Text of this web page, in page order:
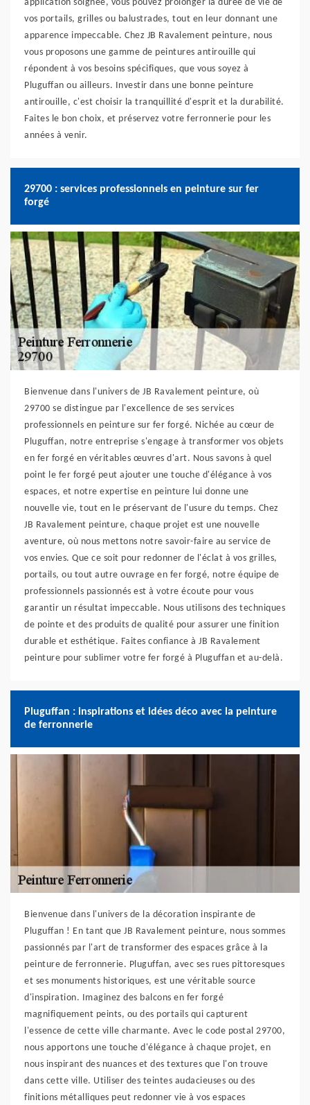
application soignée, vous pouvez prolonger la durée de vie de
vos portails, grilles ou balustrades, tout en leur donnant une
apparence impeccable. Chez JB Ravalement peinture, nous
vous proposons une gamme de peintures antirouille qui
répondent à vos besoins spécifiques, que vous soyez à
Pluguffan ou ailleurs. Investir dans une bonne peinture
antirouille, c'est choisir la tranquillité d'esprit et la durabilité.
Faites le bon choix, et préservez votre ferronnerie pour les
années à venir.
29700 : services professionnels en peinture sur fer
forgé
Bienvenue dans l'univers de JB Ravalement peinture, où
29700 se distingue par l'excellence de ses services
professionnels en peinture sur fer forgé. Nichée au cœur de
Pluguffan, notre entreprise s'engage à transformer vos objets
en fer forgé en véritables œuvres d'art. Nous savons à quel
point le fer forgé peut ajouter une touche d'élégance à vos
espaces, et notre expertise en peinture lui donne une
nouvelle vie, tout en le préservant de l'usure du temps. Chez
JB Ravalement peinture, chaque projet est une nouvelle
aventure, où nous mettons notre savoir-faire au service de
vos envies. Que ce soit pour redonner de l'éclat à vos grilles,
portails, ou tout autre ouvrage en fer forgé, notre équipe de
professionnels passionnés est à votre écoute pour vous
garantir un résultat impeccable. Nous utilisons des techniques
de pointe et des produits de qualité pour assurer une finition
durable et esthétique. Faites confiance à JB Ravalement
peinture pour sublimer votre fer forgé à Pluguffan et au-delà.
Pluguffan : inspirations et idées déco avec la peinture
de ferronnerie
Bienvenue dans l'univers de la décoration inspirante de
Pluguffan ! En tant que JB Ravalement peinture, nous sommes
passionnés par l'art de transformer des espaces grâce à la
peinture de ferronnerie. Pluguffan, avec ses rues pittoresques
et ses monuments historiques, est une véritable source
d'inspiration. Imaginez des balcons en fer forgé
magnifiquement peints, ou des portails qui capturent
l'essence de cette ville charmante. Avec le code postal 29700,
nous apportons une touche d'élégance à chaque projet, en
nous inspirant des nuances et des textures que l'on trouve
dans cette ville. Utiliser des teintes audacieuses ou des
finitions métalliques peut redonner vie à vos espaces